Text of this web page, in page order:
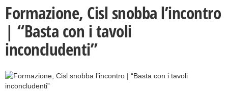
Formazione, Cisl snobba l’incontro
| “Basta con i tavoli
inconcludenti”